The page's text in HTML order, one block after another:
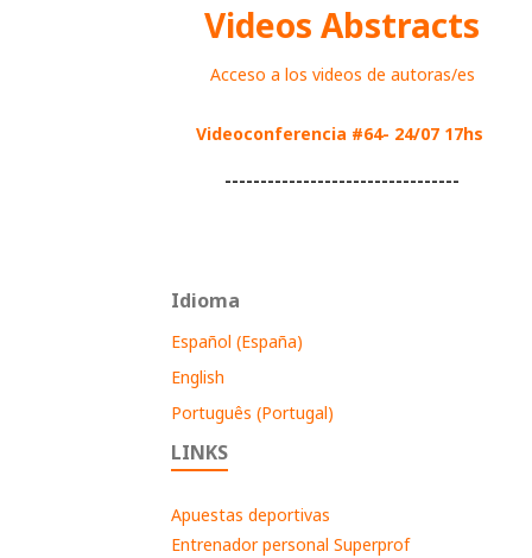
Videos Abstracts
Acceso a los videos de autoras/es
Videoconferencia #64- 24/07 17hs
---------------------------------
Idioma
Español (España)
English
Português (Portugal)
LINKS
Apuestas deportivas
Entrenador personal Superprof